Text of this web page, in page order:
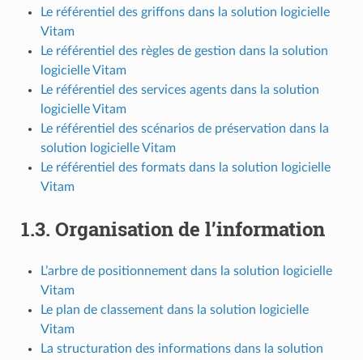
Le référentiel des griffons dans la solution logicielle
Vitam
Le référentiel des règles de gestion dans la solution
logicielle Vitam
Le référentiel des services agents dans la solution
logicielle Vitam
Le référentiel des scénarios de préservation dans la
solution logicielle Vitam
Le référentiel des formats dans la solution logicielle
Vitam
1.3. Organisation de l’information
L’arbre de positionnement dans la solution logicielle
Vitam
Le plan de classement dans la solution logicielle
Vitam
La structuration des informations dans la solution